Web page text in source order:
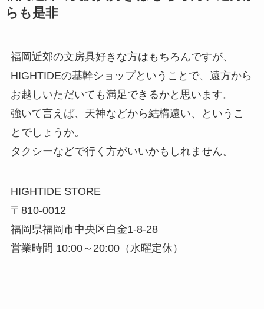
らも是非
福岡近郊の文房具好きな方はもちろんですが、
HIGHTIDEの基幹ショップということで、遠方から
お越しいただいても満足できるかと思います。
強いて言えば、天神などから結構遠い、というこ
とでしょうか。
タクシーなどで行く方がいいかもしれません。
HIGHTIDE STORE
〒810-0012
福岡県福岡市中央区白金1-8-28
営業時間 10:00～20:00（水曜定休）